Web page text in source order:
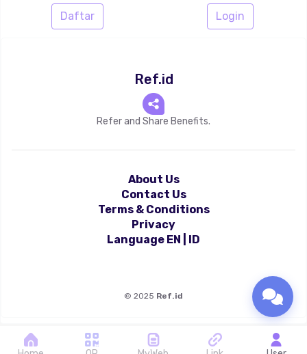
Daftar Login
Ref.id
Refer and Share Benefits.
About Us
Contact Us
Terms & Conditions
Privacy
Language EN ID
© 2025 Ref.id